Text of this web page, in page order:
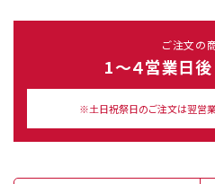
ご注文の
1～４営業日後
※土日祝祭日のご注文は翌営業